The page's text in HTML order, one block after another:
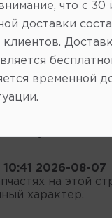
7 ... 64
в сутки.
10:41 2026-08-07
на этой
характер.
что c 30
доставки
клиентов.
временной